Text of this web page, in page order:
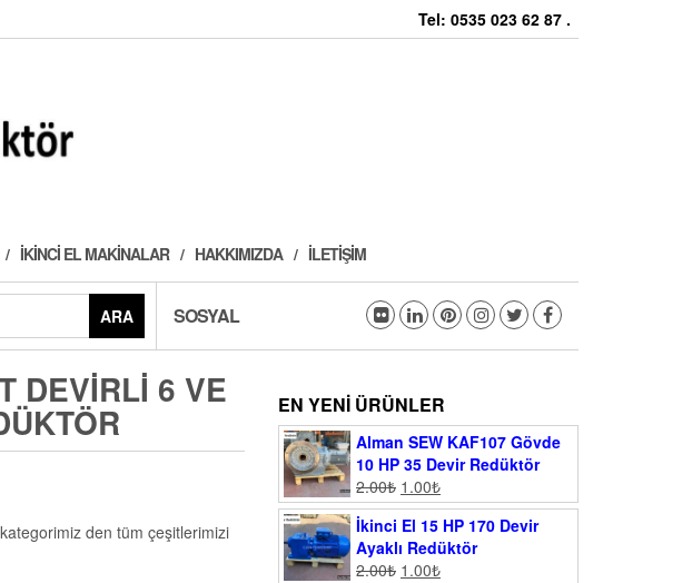
Tel: 0535 023 62 87 .
İKINCI EL MAKINALAR HAKKIMIZDA İLETIŞIM
ARA SOSYAL
DEVIRLI 6 VE
den tüm çeşitlerimizi
EN YENI ÜRÜNLER
Alman SEW KAF107 Gövde
10 HP 35 Devir Redüktör
2.00₺ 1.00₺
İkinci El 15 HP 170 Devir
Ayaklı Redüktör
2.00₺ 1.00₺